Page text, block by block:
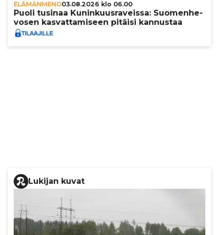
ELÄMÄNMENO03.08.2026 klo 06.00
Puoli tusinaa Kunin­kuus­ra­veissa: Suo­men­he­
vo­sen kas­vat­ta­mi­seen pitäisi kannustaa
Lukijan kuvat